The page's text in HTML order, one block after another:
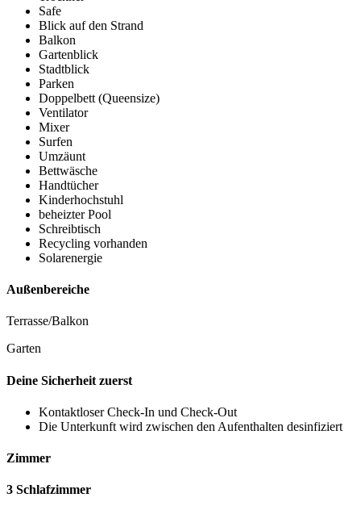
Safe
Blick auf den Strand
Balkon
Gartenblick
Stadtblick
Parken
Doppelbett (Queensize)
Ventilator
Mixer
Surfen
Umzäunt
Bettwäsche
Handtücher
Kinderhochstuhl
beheizter Pool
Schreibtisch
Recycling vorhanden
Solarenergie
Außenbereiche
Terrasse/Balkon
Garten
Deine Sicherheit zuerst
Kontaktloser Check-In und Check-Out
Die Unterkunft wird zwischen den Aufenthalten desinfiziert
Zimmer
3 Schlafzimmer